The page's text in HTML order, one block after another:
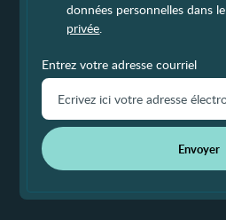
données personnelles dans le
privée.
Entrez votre adresse courriel
Envoyer